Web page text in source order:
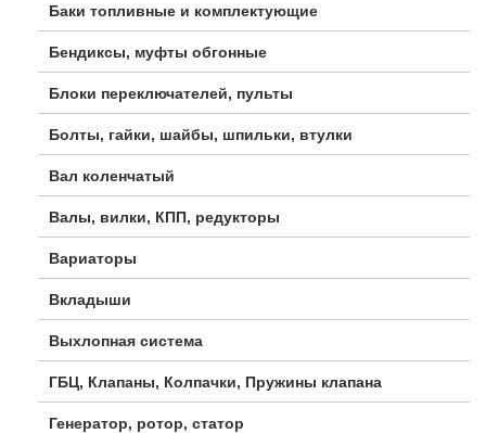
Баки топливные и комплектующие
Бендиксы, муфты обгонные
Блоки переключателей, пульты
Болты, гайки, шайбы, шпильки, втулки
Вал коленчатый
Валы, вилки, КПП, редукторы
Вариаторы
Вкладыши
Выхлопная система
ГБЦ, Клапаны, Колпачки, Пружины клапана
Генератор, ротор, статор